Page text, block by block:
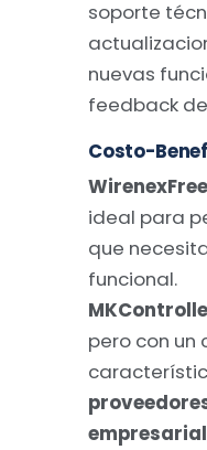
soporte
nuevas
feedback
Costo-
WirenexFree
ideal para
que
funcional.
pero con un